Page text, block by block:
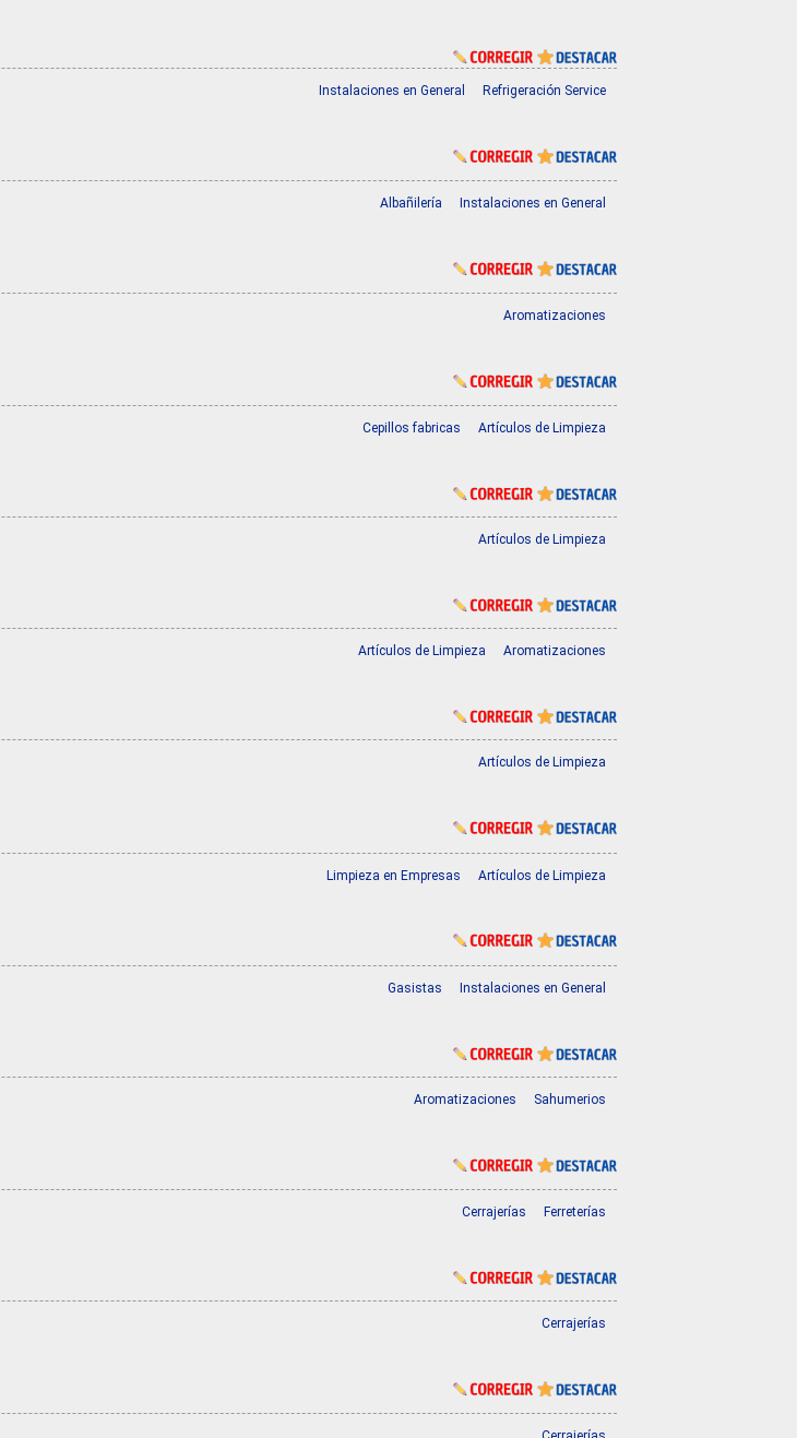
Instalaciones en General Refrigeración Service
Albañilería Instalaciones en General
Aromatizaciones
Cepillos fabricas Artículos de Limpieza
Artículos de Limpieza
Artículos de Limpieza Aromatizaciones
Artículos de Limpieza
Limpieza en Empresas Artículos de Limpieza
Gasistas Instalaciones en General
Aromatizaciones Sahumerios
Cerrajerías Ferreterías
Cerrajerías